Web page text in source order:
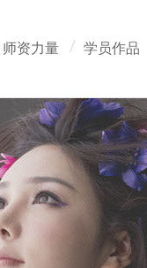
师资力量 学员作品